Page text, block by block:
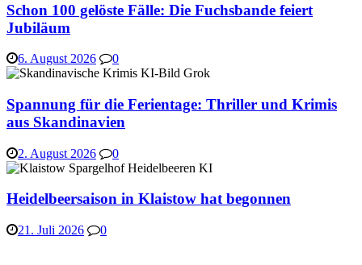
Schon 100 gelöste Fälle: Die Fuchsbande feiert
Jubiläum
6. August 2026 0
Spannung für die Ferientage: Thriller und Krimis
aus Skandinavien
2. August 2026 0
Heidelbeersaison in Klaistow hat begonnen
21. Juli 2026 0